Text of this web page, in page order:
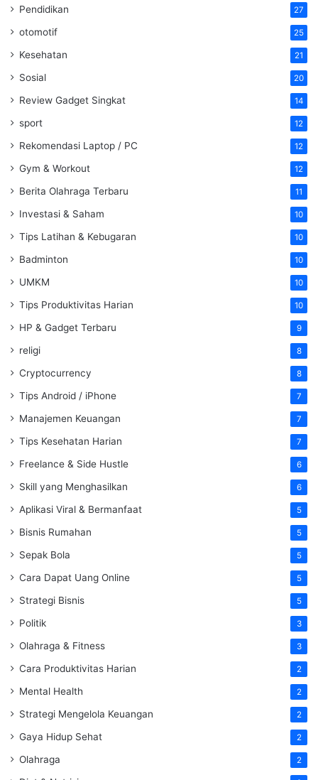
Pendidikan 27
otomotif 25
Kesehatan 21
Sosial 20
Review Gadget Singkat 14
sport 12
Rekomendasi Laptop / PC 12
Gym & Workout 12
Berita Olahraga Terbaru 11
Investasi & Saham 10
Tips Latihan & Kebugaran 10
Badminton 10
UMKM 10
Tips Produktivitas Harian 10
HP & Gadget Terbaru 9
religi 8
Cryptocurrency 8
Tips Android / iPhone 7
Manajemen Keuangan 7
Tips Kesehatan Harian 7
Freelance & Side Hustle 6
Skill yang Menghasilkan 6
Aplikasi Viral & Bermanfaat 5
Bisnis Rumahan 5
Sepak Bola 5
Cara Dapat Uang Online 5
Strategi Bisnis 5
Politik 3
Olahraga & Fitness 3
Cara Produktivitas Harian 2
Mental Health 2
Strategi Mengelola Keuangan 2
Gaya Hidup Sehat 2
Olahraga 2